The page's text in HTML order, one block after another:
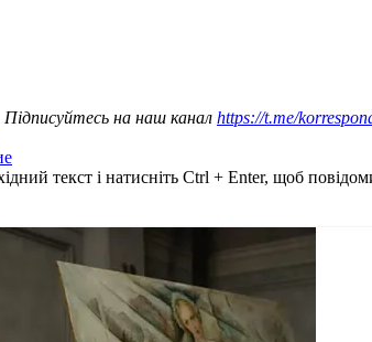
на наш канал https://t.me/
текст і натисніть Ctrl + Enter, щоб